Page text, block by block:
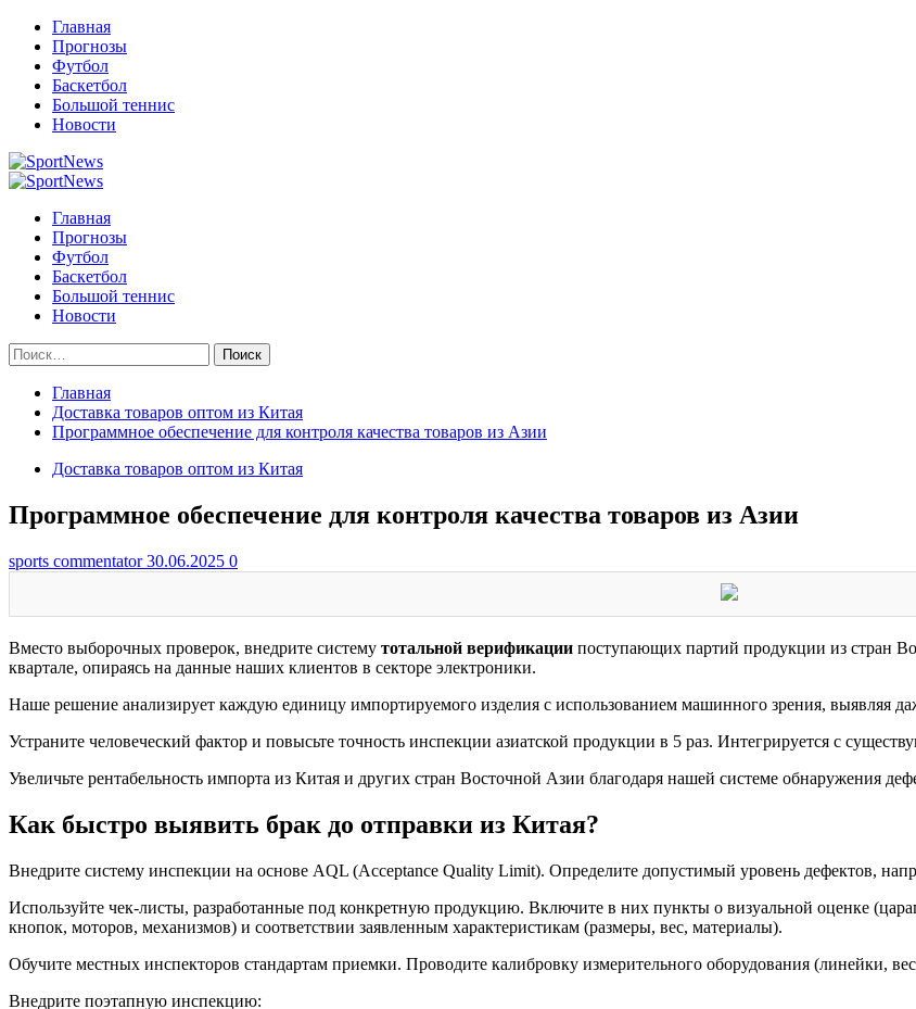
Перейти
содержимому
Главная
Прогнозы
Футбол
Баскетбол
Большой теннис
Новости
Primary
Главная
Прогнозы
Футбол
Баскетбол
Большой теннис
Новости
Найти:
Главная
Доставка товаров оптом из Китая
Программное обеспечение для контроля качества товаров из Азии
Доставка товаров оптом из Китая
Программное обеспечение для контроля качества товаров из Азии
sports commentator30.06.2025 0
Вместо выборочных проверок, внедрите систему тотальной верификации поступающих партий продукции из стран
квартале, опираясь на данные наших клиентов в секторе электроники.
Наше решение анализирует каждую единицу импортируемого изделия с использованием машинного зрения, выявляя
Устраните человеческий фактор и повысьте точность инспекции азиатской продукции в 5 раз. Интегрируется с
Увеличьте рентабельность импорта из Китая и других стран Восточной Азии благодаря нашей системе обнаружения
Как быстро выявить брак до отправки из Китая?
Внедрите систему инспекции на основе AQL (Acceptance Quality Limit). Определите допустимый уровень дефектов,
Используйте чек-листы, разработанные под конкретную продукцию. Включите в них пункты о визуальной оценке
кнопок, моторов, механизмов) и соответствии заявленным характеристикам (размеры, вес, материалы).
Обучите местных инспекторов стандартам приемки. Проводите калибровку измерительного оборудования (линейки,
Внедрите поэтапную инспекцию: